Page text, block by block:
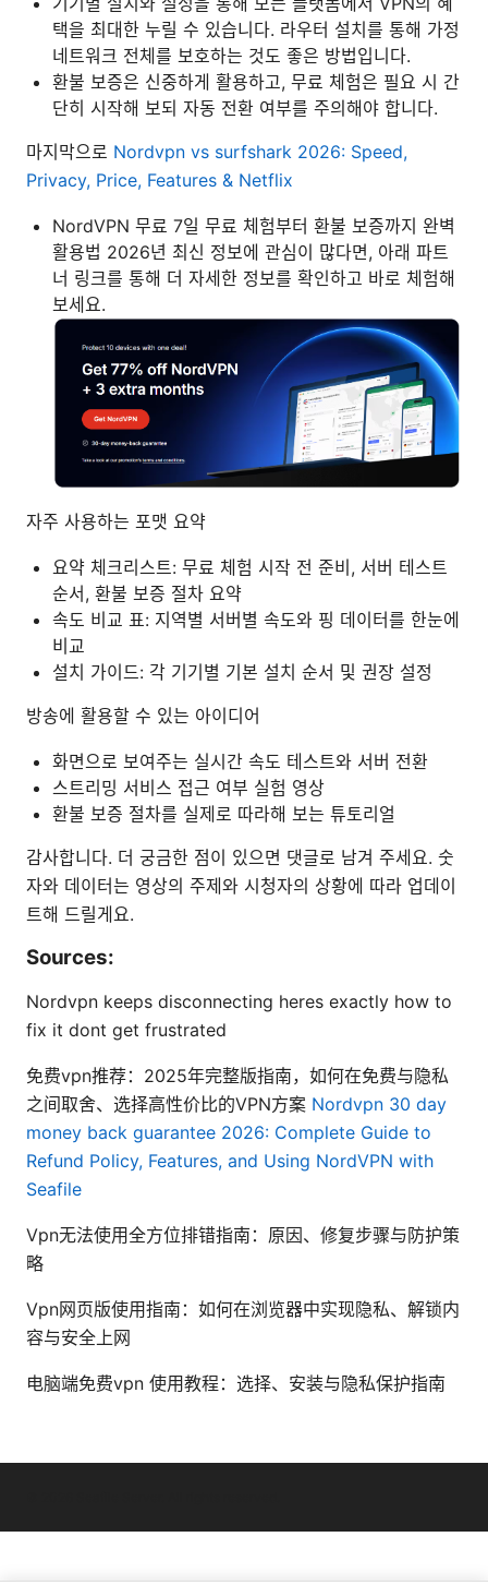
택을 최대한 누릴 수 있습니다. 라우터 설치를 통해 가정
네트워크 전체를 보호하는 것도 좋은 방법입니다.
환불 보증은 신중하게 활용하고, 무료 체험은 필요 시 간
단히 시작해 보되 자동 전환 여부를 주의해야 합니다.
마지막으로 Nordvpn vs surfshark 2026: Speed,
Privacy, Price, Features & Netflix
NordVPN 무료 7일 무료 체험부터 환불 보증까지 완벽
활용법 2026년 최신 정보에 관심이 많다면, 아래 파트
너 링크를 통해 더 자세한 정보를 확인하고 바로 체험해
보세요.
자주 사용하는 포맷 요약
요약 체크리스트: 무료 체험 시작 전 준비, 서버 테스트
순서, 환불 보증 절차 요약
속도 비교 표: 지역별 서버별 속도와 핑 데이터를 한눈에
비교
설치 가이드: 각 기기별 기본 설치 순서 및 권장 설정
방송에 활용할 수 있는 아이디어
화면으로 보여주는 실시간 속도 테스트와 서버 전환
스트리밍 서비스 접근 여부 실험 영상
환불 보증 절차를 실제로 따라해 보는 튜토리얼
감사합니다. 더 궁금한 점이 있으면 댓글로 남겨 주세요. 숫
자와 데이터는 영상의 주제와 시청자의 상황에 따라 업데이
트해 드릴게요.
Sources:
Nordvpn keeps disconnecting heres exactly how to
fix it dont get frustrated
免费vpn推荐：2025年完整版指南，如何在免费与隐私
之间取舍、选择高性价比的VPN方案 Nordvpn 30 day
money back guarantee 2026: Complete Guide to
Refund Policy, Features, and Using NordVPN with
Seafile
Vpn无法使用全方位排错指南：原因、修复步骤与防护策
略
Vpn网页版使用指南：如何在浏览器中实现隐私、解锁内
容与安全上网
电脑端免费vpn 使用教程：选择、安装与隐私保护指南